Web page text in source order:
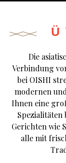
Die
Verbindung
bei OISHI
modernen
Ihnen eine
Spezialitäten
Gerichten wie
alle mit